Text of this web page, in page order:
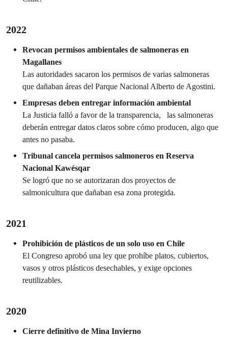
2022
Revocan permisos ambientales de salmoneras en
Magallanes
Las autoridades sacaron los permisos de varias salmoneras
que dañaban áreas del Parque Nacional Alberto de Agostini.
Empresas deben entregar información ambiental
La Justicia falló a favor de la transparencia, las salmoneras
deberán entregar datos claros sobre cómo producen, algo que
antes no pasaba.
Tribunal cancela permisos salmoneros en Reserva
Nacional Kawésqar
Se logró que no se autorizaran dos proyectos de
salmonicultura que dañaban esa zona protegida.
2021
Prohibición de plásticos de un solo uso en Chile
El Congreso aprobó una ley que prohíbe platos, cubiertos,
vasos y otros plásticos desechables, y exige opciones
reutilizables.
2020
Cierre definitivo de Mina Invierno